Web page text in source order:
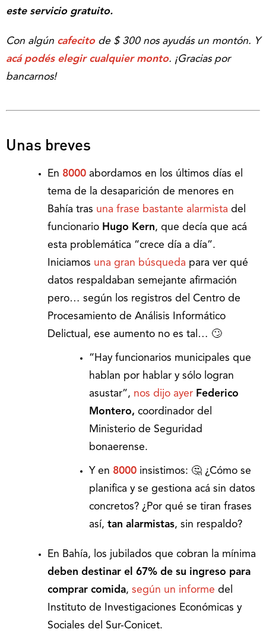
este servicio gratuito.
Con algún cafecito de $ 300 nos ayudás un montón. Y
acá podés elegir cualquier monto. ¡Gracias por
bancarnos!
Unas breves
En 8000 abordamos en los últimos días el
tema de la desaparición de menores en
Bahía tras una frase bastante alarmista del
funcionario Hugo Kern, que decía que acá
esta problemática “crece día a día”.
Iniciamos una gran búsqueda para ver qué
datos respaldaban semejante afirmación
pero… según los registros del Centro de
Procesamiento de Análisis Informático
Delictual, ese aumento no es tal… 🙄
“Hay funcionarios municipales que
hablan por hablar y sólo logran
asustar”, nos dijo ayer Federico
Montero, coordinador del
Ministerio de Seguridad
bonaerense.
Y en 8000 insistimos: 🤔 ¿Cómo se
planifica y se gestiona acá sin datos
concretos? ¿Por qué se tiran frases
así, tan alarmistas, sin respaldo?
En Bahía, los jubilados que cobran la mínima
deben destinar el 67% de su ingreso para
comprar comida, según un informe del
Instituto de Investigaciones Económicas y
Sociales del Sur-Conicet.